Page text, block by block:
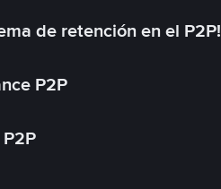
de retención en el P2P!
P2P